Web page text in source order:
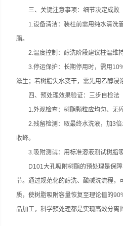
三、关键注意事项：细节决定成败
1.设备清洁：装柱前需用纯水清洗
脂。
2.温度控制：醇洗阶段建议柱温维
3.停运保护：长期停用时，需用
滋生；若树脂失水变干，需先用乙醇浸
四、预处理效果验证：三步自检法
1.外观检查：树脂颗粒应均匀、无碎
2.残留检测：取最终水洗液，加3倍
收峰。
3.吸附测试：用标准溶液测试树脂吸
D101大孔吸附树脂的预处理是保障
节。通过规范化的醇洗、酸碱洗流程，
质，使树脂吸附容量恢复至理论值的
品加工，科学预处理都是实现高效分离的